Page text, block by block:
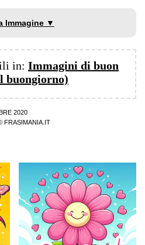
Immagine ▼
in: Immagini di buon
buongiorno)
2020
FRASIMANIA.IT